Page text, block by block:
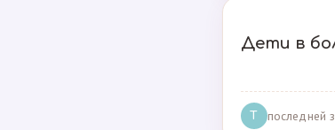
Дети в
T последней